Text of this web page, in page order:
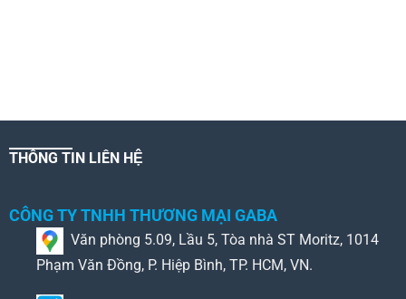
THÔNG TIN LIÊN HỆ
CÔNG TY TNHH THƯƠNG MẠI GABA
Văn phòng 5.09, Lầu 5, Tòa nhà ST Moritz, 1014
Phạm Văn Đồng, P. Hiệp Bình, TP. HCM, VN.